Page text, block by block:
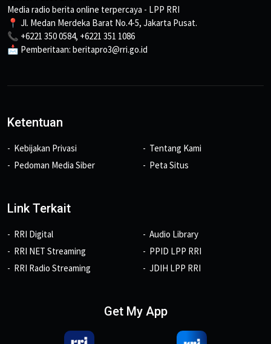
Media radio berita online terpercaya - LPP RRI
📍 Jl. Medan Merdeka Barat No.4-5, Jakarta Pusat.
📞 +6221 350 0584, +6221 351 1086
📩 Pemberitaan: beritapro3@rri.go.id
Ketentuan
Kebijakan Privasi
Pedoman Media Siber
Tentang Kami
Peta Situs
Link Terkait
RRI Digital
RRI NET Streaming
RRI Radio Streaming
Audio Library
PPID LPP RRI
JDIH LPP RRI
Get My App